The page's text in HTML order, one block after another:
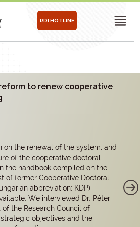
RDI HOTLINE
to renew cooperative
on the renewal of the system, and
of the cooperative doctoral
the handbook compiled on the
of former Cooperative Doctoral
abbreviation: KDP)
We interviewed Dr. Péter
of the Research Council of
objectives and the